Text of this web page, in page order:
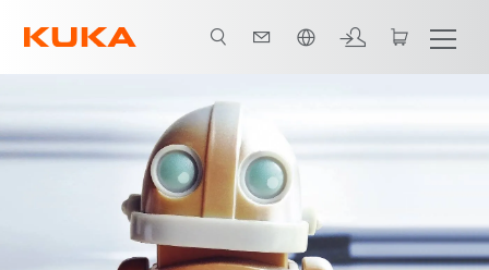
Bilder Bastelwettbewerb Kontakt